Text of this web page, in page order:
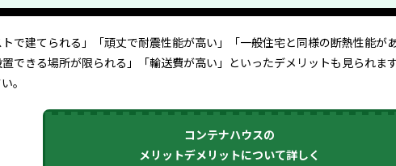
で建てられる」「頑丈で耐震性能が高い」「一般住宅と同様の断熱性能が
できる場所が限られる」「輸送費が高い」といったデメリットも見られま
。
コンテナハウスの
メリットデメリットについて詳しく